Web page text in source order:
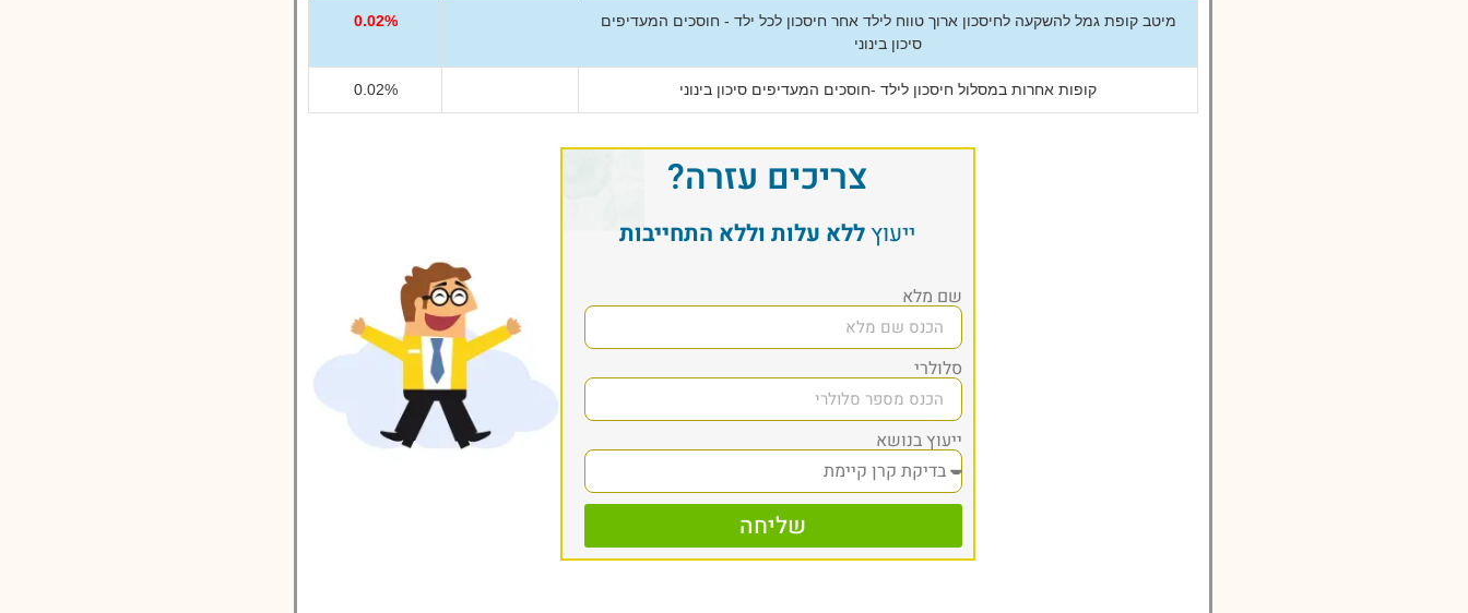
מיטב קופת גמל להשקעה לחיסכון ארוך טווח לילד אחר חיסכון לכל ילד - חוסכים המעדיפים
סיכון בינוני
0.02%
קופות אחרות במסלול חיסכון לילד -חוסכים המעדיפים סיכון בינוני 0.02%
צריכים עזרה?
ייעוץללא עלות וללא התחייבות
שם מלא
סלולרי
ייעוץ בנושא
שליחה